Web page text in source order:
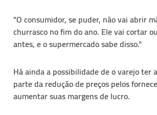
"O consumidor, se puder, não vai abrir
churrasco no fim do ano. Ele vai cortar
antes, e o supermercado sabe disso."
Há ainda a possibilidade de o varejo ter
parte da redução de preços pelos
aumentar suas margens de lucro.